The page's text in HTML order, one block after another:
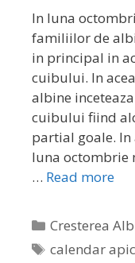
In luna
familiilor de
in principal in
cuibului. In
albine
cuibului fiind
partial goale. In
luna octombrie
… Read more
Cresterea
calendar